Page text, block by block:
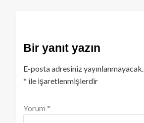
Bir yanıt yazın
E-posta adresiniz yayınlanmayacak.
* ile işaretlenmişlerdir
Yorum *